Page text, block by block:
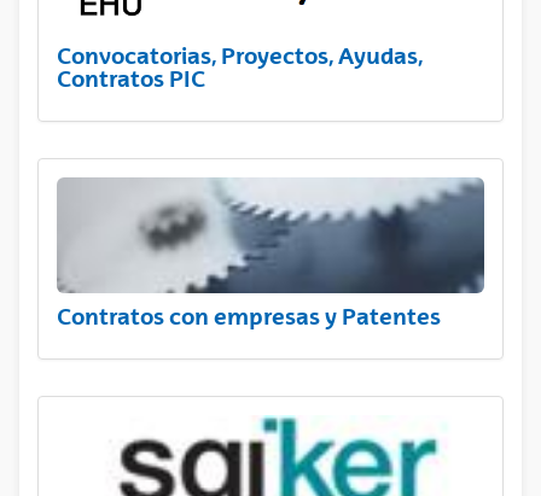
Convocatorias, Proyectos, Ayudas,
Contratos PIC
Contratos con empresas y Patentes